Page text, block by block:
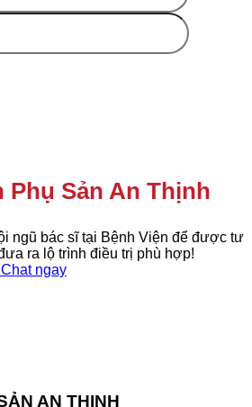
Phụ Sản An Thịnh
ngũ bác sĩ tại Bệnh Viện để được tư
ra lộ trình điều trị phù hợp!
Chat ngay
AN THỊNH